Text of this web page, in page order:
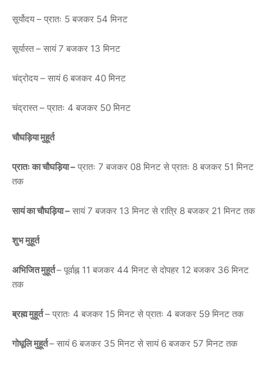
सूर्योदय – प्रातः 5 बजकर 54 मिनट
सूर्यास्त – सायं 7 बजकर 13 मिनट
चंद्रोदय – सायं 6 बजकर 40 मिनट
चंद्रास्त – प्रातः 4 बजकर 50 मिनट
चौघड़िया मुहूर्त
प्रातः का चौघड़िया – प्रातः 7 बजकर 08 मिनट से प्रातः 8 बजकर 51 मिनट
तक
सायं का चौघड़िया – सायं 7 बजकर 13 मिनट से रात्रि 8 बजकर 21 मिनट तक
शुभ मुहूर्त
अभिजित मुहूर्त– पूर्वाह्न 11 बजकर 44 मिनट से दोपहर 12 बजकर 36 मिनट
तक
ब्रह्म मुहूर्त– प्रातः 4 बजकर 15 मिनट से प्रातः 4 बजकर 59 मिनट तक
गोधूलि मुहूर्त– सायं 6 बजकर 35 मिनट से सायं 6 बजकर 57 मिनट तक